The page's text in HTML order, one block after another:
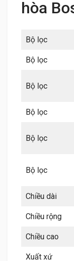
hòa
Bộ lọc
Bộ lọc
Bộ lọc
Bộ lọc
Bộ lọc
Bộ lọc
Chiều dài
Chiều rộng
Chiều cao
Xuất xứ